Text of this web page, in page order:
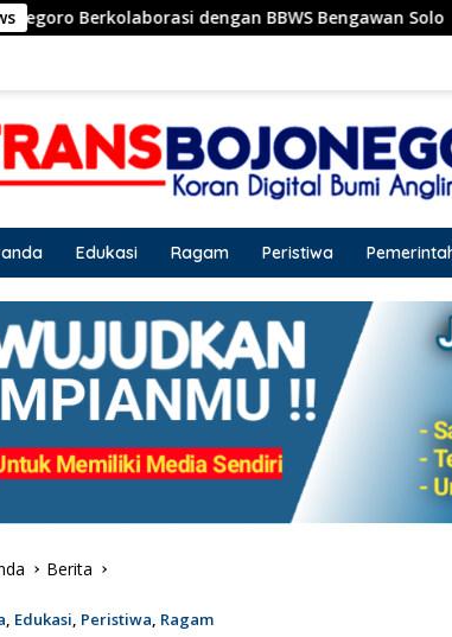
BBWS Bengawan Solo Wakil Bupati
Edukasi Ragam Peristiwa
Berita
, Edukasi, Peristiwa, Ragam